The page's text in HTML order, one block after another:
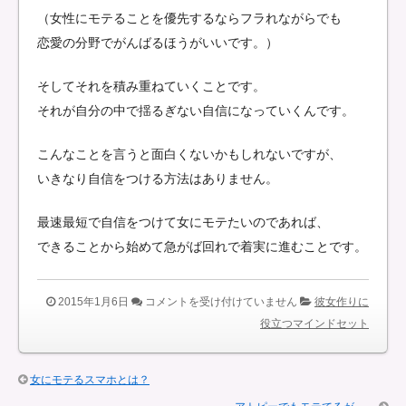
（女性にモテることを優先するならフラれながらでも
恋愛の分野でがんばるほうがいいです。）
そしてそれを積み重ねていくことです。
それが自分の中で揺るぎない自信になっていくんです。
こんなことを言うと面白くないかもしれないですが、
いきなり自信をつける方法はありません。
最速最短で自信をつけて女にモテたいのであれば、
できることから始めて急がば回れで着実に進むことです。
2015年1月6日
ド
方
コメントを受け付けていません
彼女作りに
役立つマインドセット
女にモテるスマホとは？